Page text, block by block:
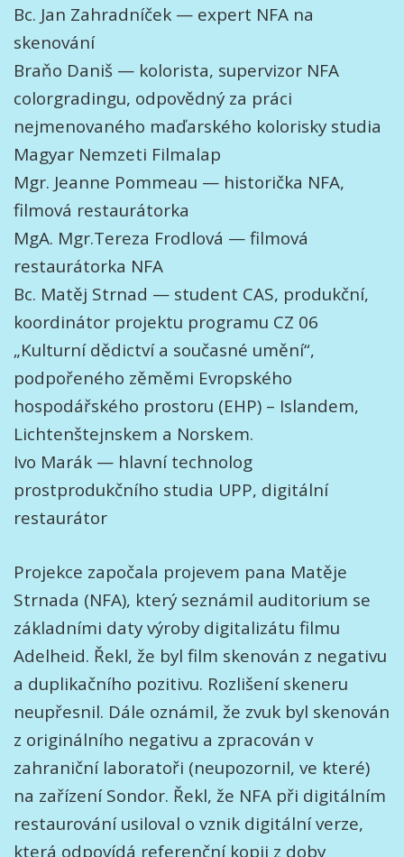
Bc. Jan Zahradníček — expert NFA na
skenování
Braňo Daniš — kolorista, supervizor NFA
colorgradingu, odpovědný za práci
nejmenovaného maďarského kolorisky studia
Magyar Nemzeti Filmalap
Mgr. Jeanne Pommeau — historička NFA,
filmová restaurátorka
MgA. Mgr.Tereza Frodlová — filmová
restaurátorka NFA
Bc. Matěj Strnad — student CAS, produkční,
koordinátor projektu programu CZ 06
„Kulturní dědictví a současné umění“,
podpořeného zěměmi Evropského
hospodářského prostoru (EHP) – Islandem,
Lichtenštejnskem a Norskem.
Ivo Marák — hlavní technolog
prostprodukčního studia UPP, digitální
restaurátor
Projekce započala projevem pana Matěje
Strnada (NFA), který seznámil auditorium se
základními daty výroby digitalizátu filmu
Adelheid. Řekl, že byl film skenován z negativu
a duplikačního pozitivu. Rozlišení skeneru
neupřesnil. Dále oznámil, že zvuk byl skenován
z originálního negativu a zpracován v
zahraniční laboratoři (neupozornil, ve které)
na zařízení Sondor. Řekl, že NFA při digitálním
restaurování usiloval o vznik digitální verze,
která odpovídá referenční kopii z doby